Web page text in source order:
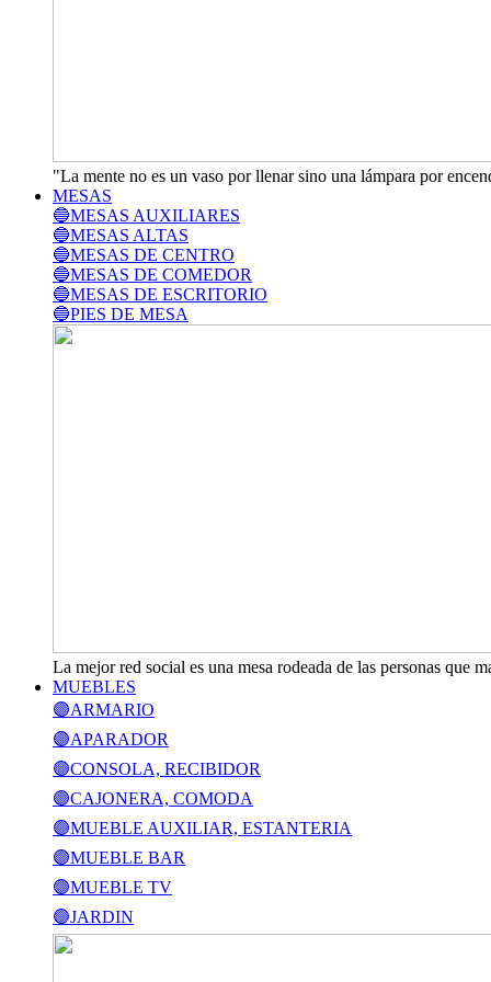
"La mente no es un vaso por llenar sino una lámpara por
MESAS
🔵MESAS AUXILIARES
🔵MESAS ALTAS
🔵MESAS DE CENTRO
🔵MESAS DE COMEDOR
🔵MESAS DE ESCRITORIO
🔵PIES DE MESA
La mejor red social es una mesa rodeada de las personas que
MUEBLES
🟣ARMARIO
🟣APARADOR
🟣CONSOLA, RECIBIDOR
🟣CAJONERA, COMODA
🟣MUEBLE AUXILIAR, ESTANTERIA
🟣MUEBLE BAR
🟣MUEBLE TV
🟣JARDIN